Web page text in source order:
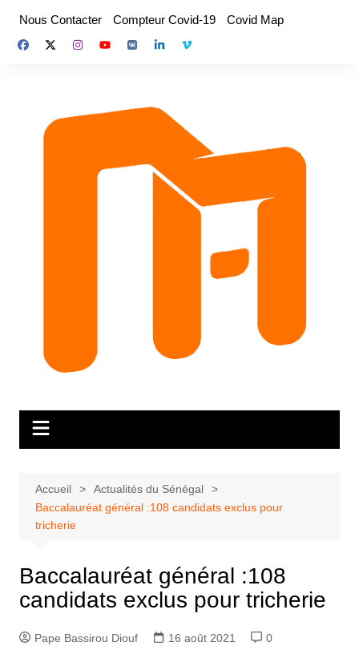
contenu
Nous Contacter Compteur Covid-19 Covid Map
Accueil
Actualités du Sénégal
Baccalauréat général :108 candidats exclus pour
tricherie
Baccalauréat général :108
candidats exclus pour tricherie
Pape Bassirou Diouf 16 août 2021
0